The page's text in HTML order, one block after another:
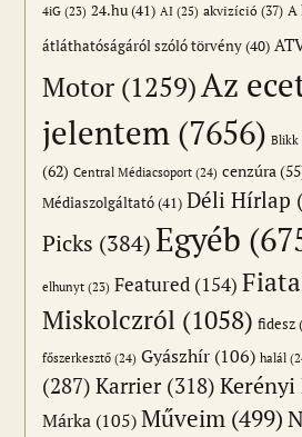
4iG (23) 24.hu(41) AI (25) akvizíció (37) A
átláthatóságáról szóló törvény(40)
Motor (1259)Az
jelentem (7656) Blikk
(62) Central Médiacsoport (24) cenzúra
Médiaszolgáltató(41) Déli Hírlap
Picks (384)Egyéb
elhunyt (23) Featured (154)
Miskolczról (1058) fidesz
főszerkesztő (24) Gyászhír (106) halál
(287) Karrier(318) Kerényi
Márka (105) Műveim (499)